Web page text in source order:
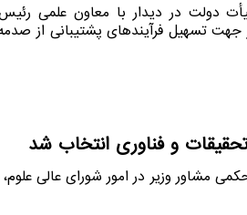
دولت در دیدار با معاون علمی
تسهیل فرآیندهای پشتیبانی از
تحقیقات و فناوری انتخاب شد
حکمی مشاور وزیر در امور شورای عالی